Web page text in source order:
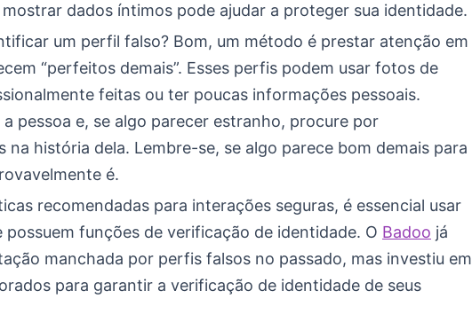
mostrar dados íntimos pode ajudar a proteger sua identidade.
um perfil falso? Bom, um método é prestar atenção em
“perfeitos demais”. Esses perfis podem usar fotos de
feitas ou ter poucas informações pessoais.
pessoa e, se algo parecer estranho, procure por
na história dela. Lembre-se, se algo parece bom demais para
é.
recomendadas para interações seguras, é essencial usar
possuem funções de verificação de identidade. O Badoo já
manchada por perfis falsos no passado, mas investiu em
para garantir a verificação de identidade de seus